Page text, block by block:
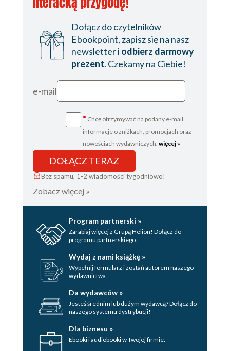
Dołącz do czytelników
Ebookpoint, zapisz się na nasz
newsletter i odbierz darmowy
prezent. Czekamy na Ciebie!
e-mail
* Chcę otrzymywać na podany e-mail
informacje o zniżkach, promocjach oraz
nowościach wydawniczych. więcej »
DOŁĄCZ TERAZ
Bez spamu, 1-2 wiadomości tygodniowo!
Zobacz więcej »
Program partnerski »
Zarabiaj więcej z Grupą Helion! Dołącz do
programu partnerskiego.
Wydaj z nami książkę »
Wypełnij formularz i zostań autorem naszego
wydawnictwa.
Da wydawców »
Jesteś średnim lub dużym wydawcą? Dołącz do
naszego systemu dystrybucji!
Dla biznesu »
Ebooki i audiobooki w Twojej firmie.